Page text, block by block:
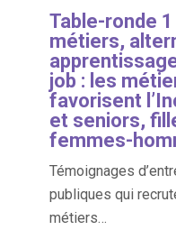
Table-ronde
métiers,
job : les
favorisent
et seniors,
femmes-
Témoignages
publiques qui
métiers…